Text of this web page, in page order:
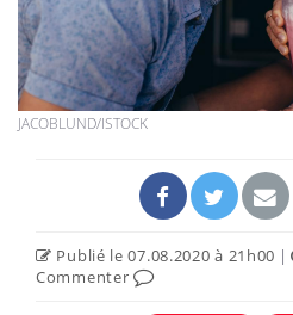
JACOBLUND/ISTOCK
Publié le 07.08.2020 à 21h00 |
Commenter